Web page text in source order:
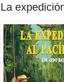
La